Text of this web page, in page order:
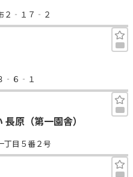
２‐１７‐２
‐６‐１
原（第一園舎）
丁目５番２号